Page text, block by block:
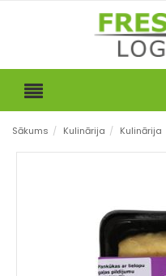
Sākums / Kulinārija / Kulinārija